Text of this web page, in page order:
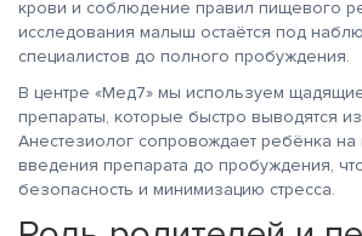
крови и соблюдение правил пищевого
исследования малыш остаётся под
специалистов до полного пробуждения.
В центре «Мед7» мы используем
препараты, которые быстро выводятся
Анестезиолог сопровождает ребёнка на
введения препарата до пробуждения,
безопасность и минимизацию стресса.